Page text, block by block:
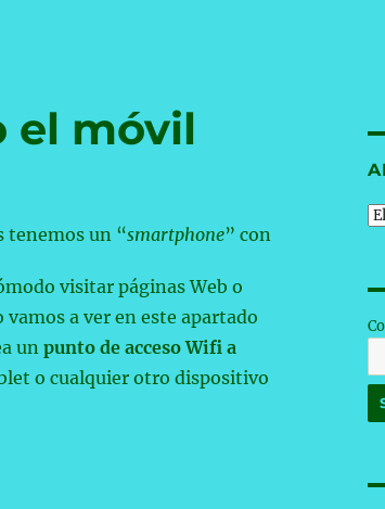
el móvil
tenemos un “smartphone” con
visitar páginas Web o
a ver en este apartado
un punto de accesoWifi a
o cualquier otro dispositivo
el móvil»